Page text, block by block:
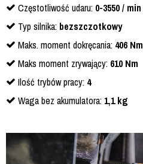
Częstotliwość udaru: 0-3550 / min
Typ silnika: bezszczotkowy
Maks. moment dokręcania: 406 Nm
Maks moment zrywający: 610 Nm
Ilość trybów pracy: 4
Waga bez akumulatora: 1,1 kg